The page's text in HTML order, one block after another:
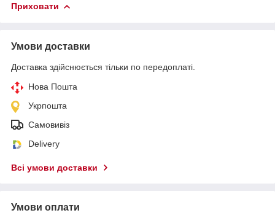
Приховати
Умови доставки
Доставка здійснюється тільки по передоплаті.
Нова Пошта
Укрпошта
Самовивіз
Delivery
Всі умови доставки
Умови оплати